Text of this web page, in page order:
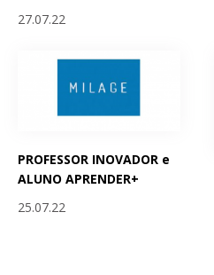
27.07.22
PROFESSOR INOVADOR e
ALUNO APRENDER+
25.07.22